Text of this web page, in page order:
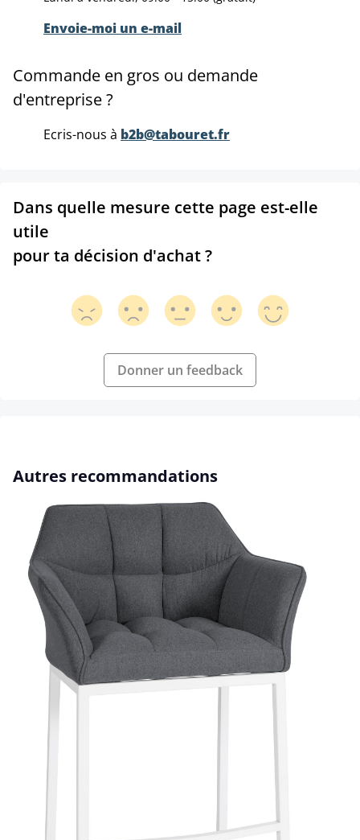
Envoie-moi un e-mail
Commande en gros ou demande
d'entreprise ?
Ecris-nous à b2b@tabouret.fr
Dans quelle mesure cette page est-elle
utile
pour ta décision d'achat ?
Donner un feedback
Ignorer la galerie de produits
Autres recommandations